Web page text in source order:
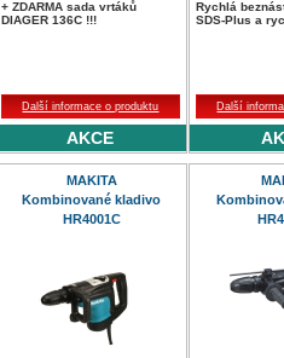
+ ZDARMA sada vrtáků
DIAGER 136C !!!
Další informace o produktu
AKCE
Rychlá
SDS-Plus a
Další
MAKITA
Kombinované kladivo
HR4001C